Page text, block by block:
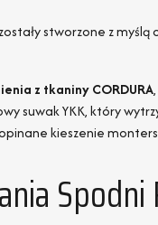
stworzone z
z tkaniny CORDURA
suwak YKK, który
kieszenie
Spodni